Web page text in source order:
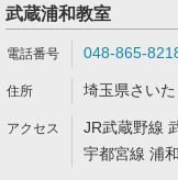
武蔵浦和教室
048-865-
埼玉県さい
JR武蔵野線
宇都宮線 浦